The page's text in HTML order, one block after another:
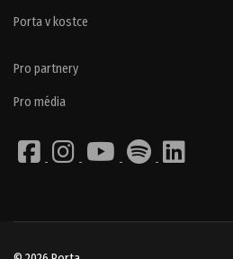
Porta v kostce
Pro partnery
Pro média